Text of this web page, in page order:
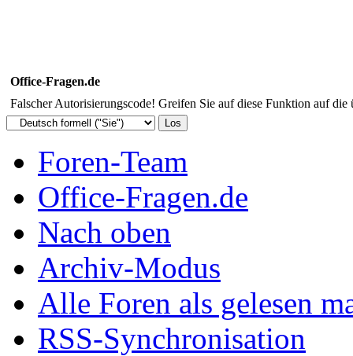
Office-Fragen.de
Falscher Autorisierungscode! Greifen Sie auf diese Funktion auf
Foren-Team
Office-Fragen.de
Nach oben
Archiv-Modus
Alle Foren als gelesen
RSS-Synchronisation